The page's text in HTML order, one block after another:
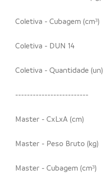
Coletiva - Cubagem (cm³)
Coletiva - DUN 14
Coletiva - Quantidade (un)
-------------------------
Master - CxLxA (cm)
Master - Peso Bruto (kg)
Master - Cubagem (cm³)